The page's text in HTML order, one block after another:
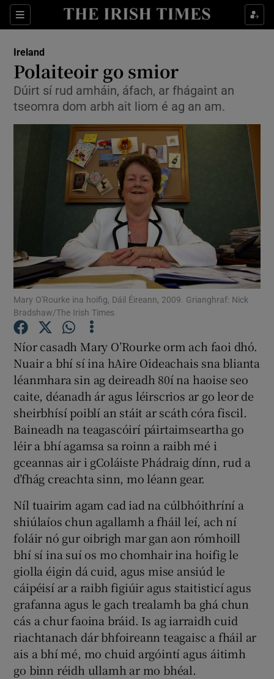
Sections
Show Health sub sections
Show Culture sub sections
Show Environment sub sections
Show Technology sub sections
Show Science sub sections
Show Motors sub sections
Show Podcasts sub sections
Show Gaeilge sub sections
Show History sub sections
Show Sponsored sub sections
Ireland
Polaiteoir go smior
Dúirt sí rud amháin, áfach, ar fhágaint an
tseomra dom arbh ait liom é ag an am.
Mary O'Rourke ina hoifig, Dáil Éireann, 2009. Grianghraf: Nick
Bradshaw/The Irish Times
Níor casadh Mary O’Rourke orm ach faoi dhó.
Nuair a bhí sí ina hAire Oideachais sna blianta
léanmhara sin ag deireadh 80í na haoise seo
caite, déanadh ár agus léirscrios ar go leor de
sheirbhísí poiblí an stáit ar scáth córa fiscil.
Baineadh na teagascóirí páirtaimseartha go
léir a bhí agamsa sa roinn a raibh mé i
gceannas air i gColáiste Phádraig dínn, rud a
d’fhág creachta sinn, mo léann gear.
Níl tuairim agam cad iad na cúlbhóithríní a
shiúlaíos chun agallamh a fháil leí, ach ní
foláir nó gur oibrigh mar gan aon rómhoill
bhí sí ina suí os mo chomhair ina hoifig le
giolla éigin dá cuid, agus mise ansiúd le
cáipéisí ar a raibh figiúir agus staitisticí agus
grafanna agus le gach trealamh ba ghá chun
cás a chur faoina bráid. Is ag iarraidh cuid
riachtanach dár bhfoireann teagaisc a fháil ar
ais a bhí mé, mo chuid argóintí agus áitimh
go binn réidh ullamh ar mo bhéal.